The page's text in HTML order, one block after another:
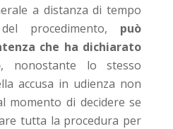
a distanza di tempo
procedimento, può
che ha dichiarato
, nonostante lo stesso
accusa in udienza non
momento di decidere se
tutta la procedura per